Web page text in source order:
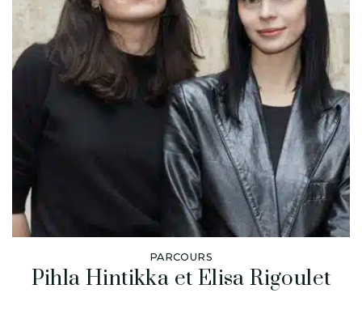
PARCOURS
Pihla Hintikka et Elisa Rigoulet